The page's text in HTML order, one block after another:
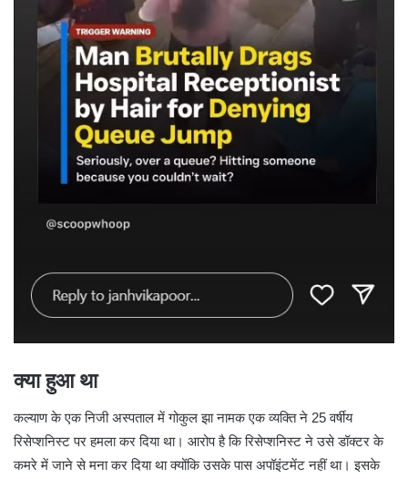
क्या हुआ था
कल्याण के एक निजी अस्पताल में गोकुल झा नामक एक व्यक्ति ने 25 वर्षीय
रिसेप्शनिस्ट पर हमला कर दिया था। आरोप है कि रिसेप्शनिस्ट ने उसे डॉक्टर के
कमरे में जाने से मना कर दिया था क्योंकि उसके पास अपॉइंटमेंट नहीं था। इसके